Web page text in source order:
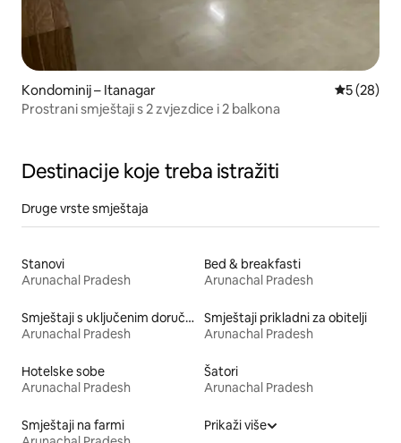
Kondominij – Itanagar Prosječna
5 (28)
Prostrani smještaji s 2 zvjezdice i 2 balkona
Destinacije koje treba istražiti
Druge vrste smještaja
Stanovi
Arunachal Pradesh
Bed & breakfasti
Arunachal Pradesh
Smještaji s uključenim doručkom
Arunachal Pradesh
Smještaji prikladni za obitelji
Arunachal Pradesh
Hotelske sobe
Arunachal Pradesh
Šatori
Arunachal Pradesh
Smještaji na farmi
Prikaži više